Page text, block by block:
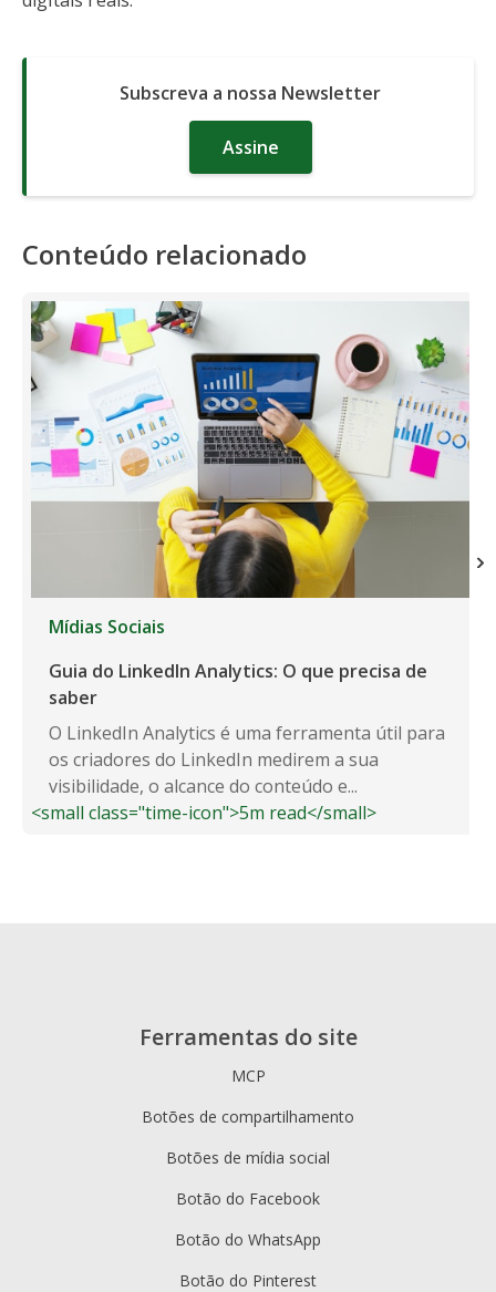
Subscreva a nossa Newsletter
Assine
Conteúdo relacionado
Mídias Sociais
Guia do LinkedIn Analytics: O que precisa de
saber
O LinkedIn Analytics é uma ferramenta útil para
os criadores do LinkedIn medirem a sua
visibilidade, o alcance do conteúdo e...
<small class="time-icon">5m read</small>
Ferramentas do site
MCP
Botões de compartilhamento
Botões de mídia social
Botão do Facebook
Botão do WhatsApp
Botão do Pinterest